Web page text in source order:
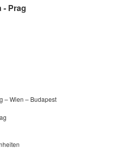
- Prag
– Wien – Budapest